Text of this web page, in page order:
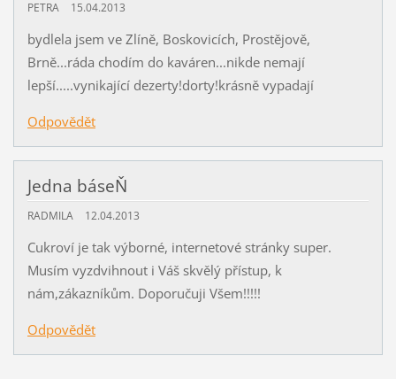
PETRA 15.04.2013
bydlela jsem ve Zlíně, Boskovicích, Prostějově,
Brně...ráda chodím do kaváren...nikde nemají
lepší.....vynikající dezerty!dorty!krásně vypadají
Odpovědět
Jedna báseŇ
RADMILA 12.04.2013
Cukroví je tak výborné, internetové stránky super.
Musím vyzdvihnout i Váš skvělý přístup, k
nám,zákazníkům. Doporučuji Všem!!!!!
Odpovědět